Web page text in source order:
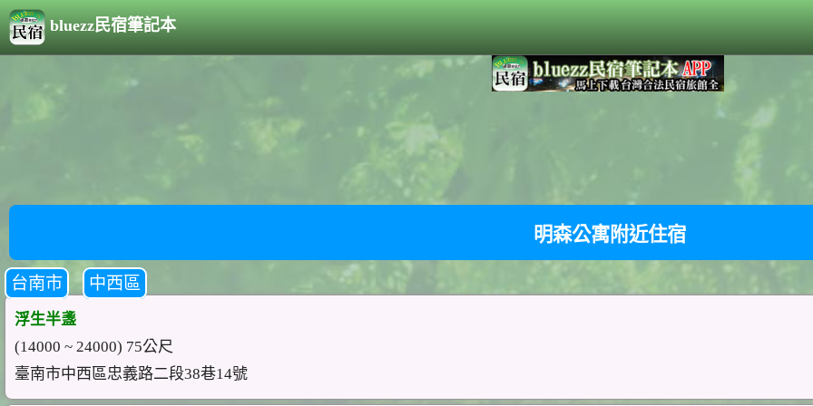
bluezz民宿筆記本
明森公寓附近住宿
台南市 中西區
浮生半盞
(14000 ~ 24000) 75公尺
臺南市中西區忠義路二段38巷14號